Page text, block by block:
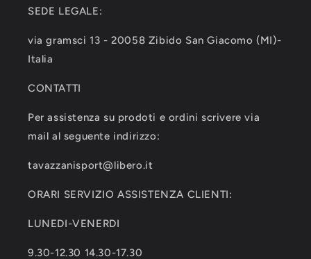
SEDE LEGALE:
via gramsci 13 - 20058 Zibido San Giacomo (MI)-
Italia
CONTATTI
Per assistenza su prodoti e ordini scrivere via
mail al seguente indirizzo:
tavazzanisport@libero.it
ORARI SERVIZIO ASSISTENZA CLIENTI:
LUNEDI-VENERDI
9.30-12.30 14.30-17.30